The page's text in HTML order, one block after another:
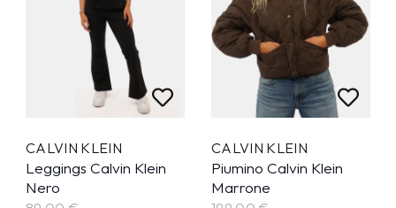
CALVIN KLEIN
Leggings Calvin Klein
Nero
CALVIN KLEIN
Piumino Calvin Klein
Marrone